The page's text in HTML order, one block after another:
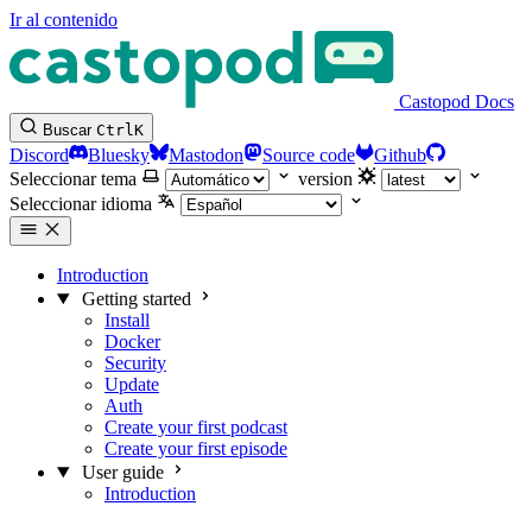
Ir al contenido
Castopod Docs
Buscar CtrlK
Discord Bluesky Mastodon Source code
Github
Seleccionar tema
version
Seleccionar idioma
Introduction
Getting started
Install
Docker
Security
Update
Auth
Create your first podcast
Create your first episode
User guide
Introduction